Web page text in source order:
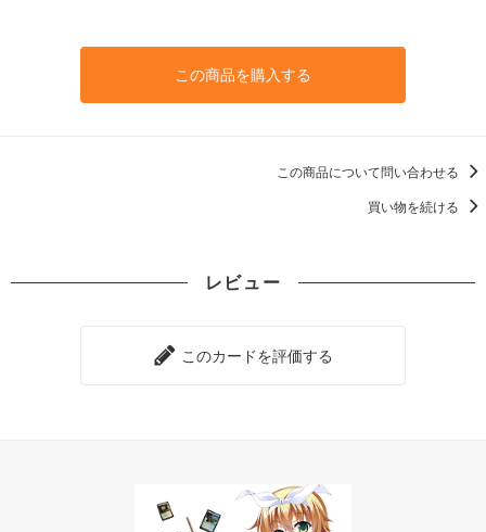
この商品を購入する
この商品について問い合わせる
買い物を続ける
レビュー
このカードを評価する